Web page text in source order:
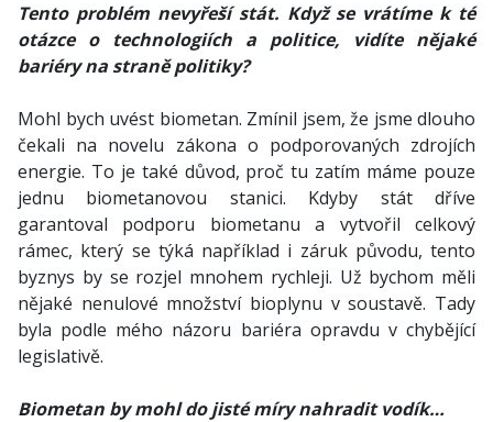
Tento problém nevyřeší stát. Když se vrátíme k té
otázce o technologiích a politice, vidíte nějaké
bariéry na straně politiky?
Mohl bych uvést biometan. Zmínil jsem, že jsme dlouho
čekali na novelu zákona o podporovaných zdrojích
energie. To je také důvod, proč tu zatím máme pouze
jednu biometanovou stanici. Kdyby stát dříve
garantoval podporu biometanu a vytvořil celkový
rámec, který se týká například i záruk původu, tento
byznys by se rozjel mnohem rychleji. Už bychom měli
nějaké nenulové množství bioplynu v soustavě. Tady
byla podle mého názoru bariéra opravdu v chybějící
legislativě.
Biometan by mohl do jisté míry nahradit vodík…